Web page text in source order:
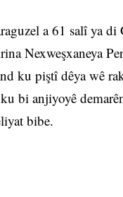
a 61 salî ya
Nexweşxaneya
ku piştî dêya wê
bi anjiyoyê
bibe.